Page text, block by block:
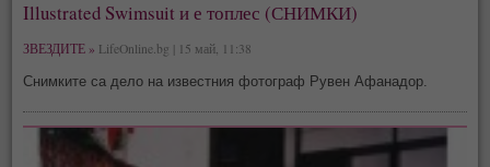
Illustrated Swimsuit и е топлес (СНИМКИ)
ЗВЕЗДИТЕ » LifeOnline.bg | 15 май, 11:38
Снимките са дело на известния фотограф Рувен Афанадор.